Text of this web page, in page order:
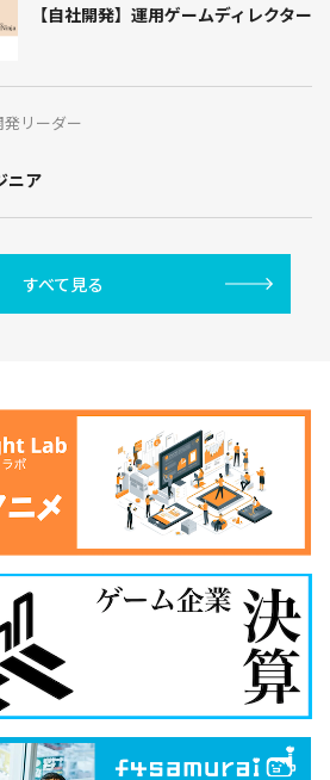
【自社開発】運用ゲームディレクター
リーダー
ニア
すべて見る